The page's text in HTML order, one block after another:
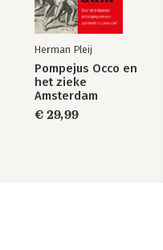
Herman Pleij
Pompejus Occo en
het zieke
Amsterdam
€ 29,99